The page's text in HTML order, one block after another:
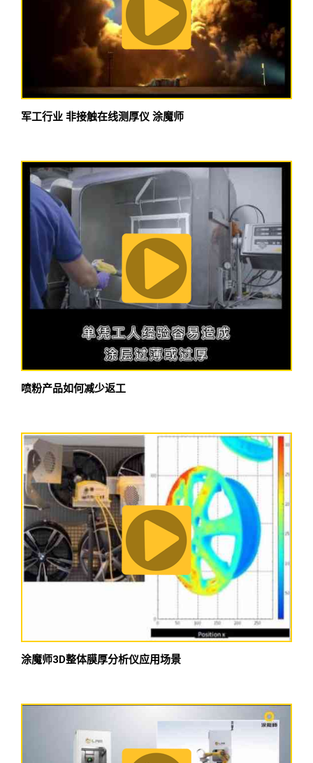
军工行业 非接触在线测厚仪 涂魔师
喷粉产品如何减少返工
涂魔师3D整体膜厚分析仪应用场景